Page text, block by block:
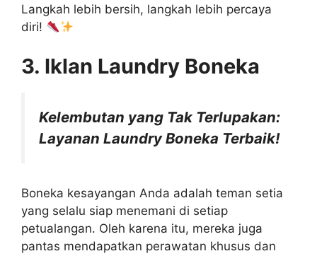
Langkah lebih bersih, langkah lebih percaya
diri!
3. Iklan Laundry Boneka
Kelembutan yang Tak Terlupakan:
Layanan Laundry Boneka Terbaik!
Boneka kesayangan Anda adalah teman setia
yang selalu siap menemani di setiap
petualangan. Oleh karena itu, mereka juga
pantas mendapatkan perawatan khusus dan